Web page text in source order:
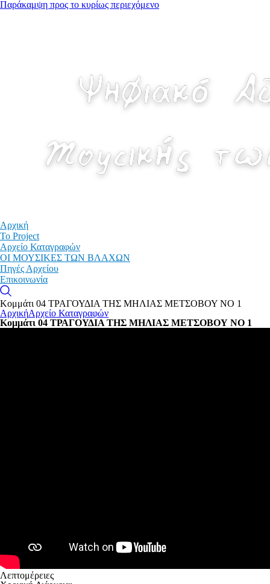
Παράκαμψη προς το κυρίως περιεχόμενο
Αρχική
Το Project
Αρχείο Καταγραφών
ΟΙ ΜΟΥΣΙΚΕΣ ΤΩΝ ΒΛΑΧΩΝ
Πηγές Αρχείου
Επικοινωνία
Κομμάτι 04 ΤΡΑΓΟΥΔΙΑ ΤΗΣ ΜΗΛΙΑΣ ΜΕΤΣΟΒΟΥ ΝΟ 1
ΑρχικήΑρχείο Καταγραφών
Κομμάτι 04 ΤΡΑΓΟΥΔΙΑ ΤΗΣ ΜΗΛΙΑΣ ΜΕΤΣΟΒΟΥ ΝΟ 1
Λεπτομέρειες